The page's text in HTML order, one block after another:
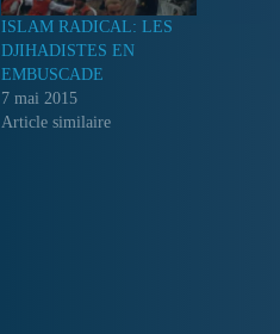
ISLAM RADICAL: LES
DJIHADISTES EN
EMBUSCADE
7 mai 2015
Article similaire